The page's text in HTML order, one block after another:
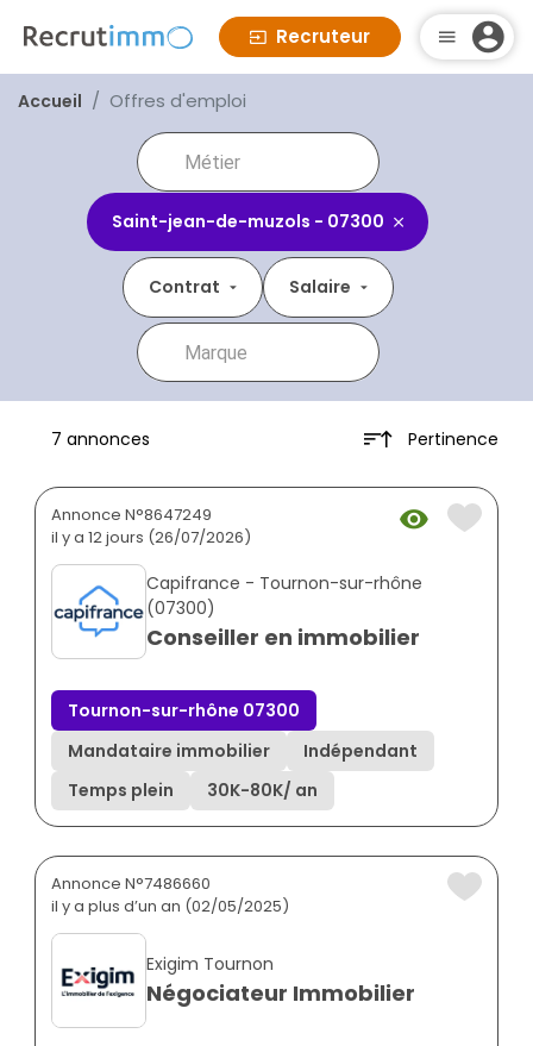
Recruteur
Accueil Offres d'emploi
Saint-jean-de-muzols - 07300
Contrat Salaire
7 annonces Pertinence
Annonce N°8647249
il y a 12 jours (26/07/2026)
Capifrance - Tournon-sur-rhône
(07300)
Conseiller en immobilier
Tournon-sur-rhône 07300
Mandataire immobilier
Indépendant
Temps plein
30K-80K/ an
Annonce N°7486660
il y a plus d’un an (02/05/2025)
Exigim Tournon
Négociateur Immobilier